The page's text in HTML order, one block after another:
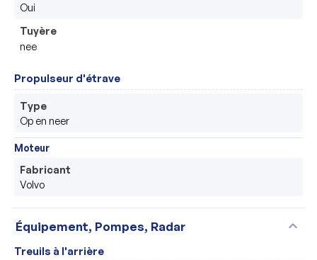
Oui
Tuyère
nee
Propulseur d'étrave
Type
Op en neer
Moteur
Fabricant
Volvo
Équipement, Pompes, Radar expand_more
Treuils à l'arrière